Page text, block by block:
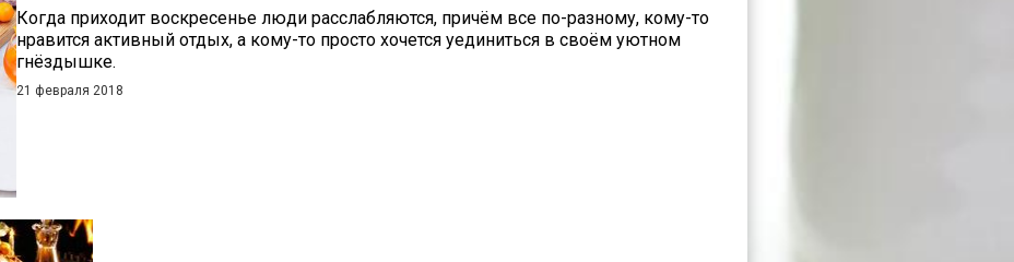
Когда приходит воскресенье люди расслабляются, причём все по-разному, кому-то
нравится активный отдых, а кому-то просто хочется уединиться в своём уютном
гнёздышке.
21 февраля 2018